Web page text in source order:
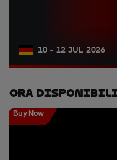
10 - 12 JUL 2026
Ora
Buy Now